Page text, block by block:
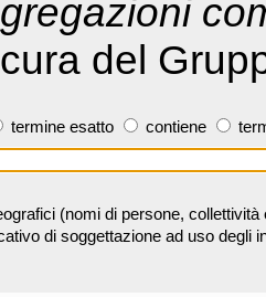
del
termine esatto contiene
(nomi di persone,
di soggettazione ad uso degli